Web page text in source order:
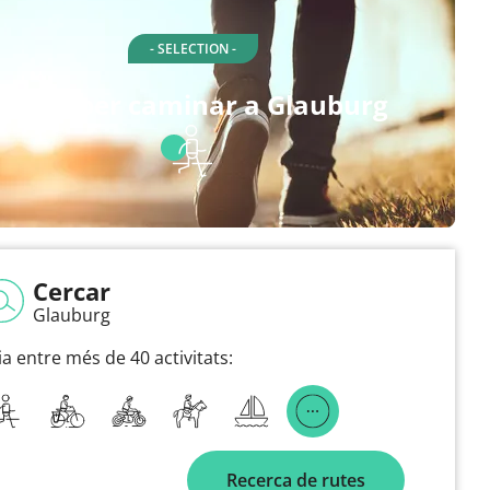
- SELECTION -
per caminar a Glauburg
Cercar
Glauburg
entre més de 40 activitats:
Recerca de rutes